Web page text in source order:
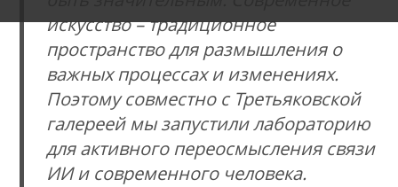
искусство – традиционное
пространство для размышления о
важных процессах и изменениях.
Поэтому совместно с Третьяковской
галереей мы запустили лабораторию
для активного переосмысления связи
ИИ и современного человека.